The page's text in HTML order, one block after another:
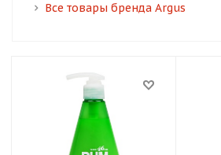
Все товары бренда Argus